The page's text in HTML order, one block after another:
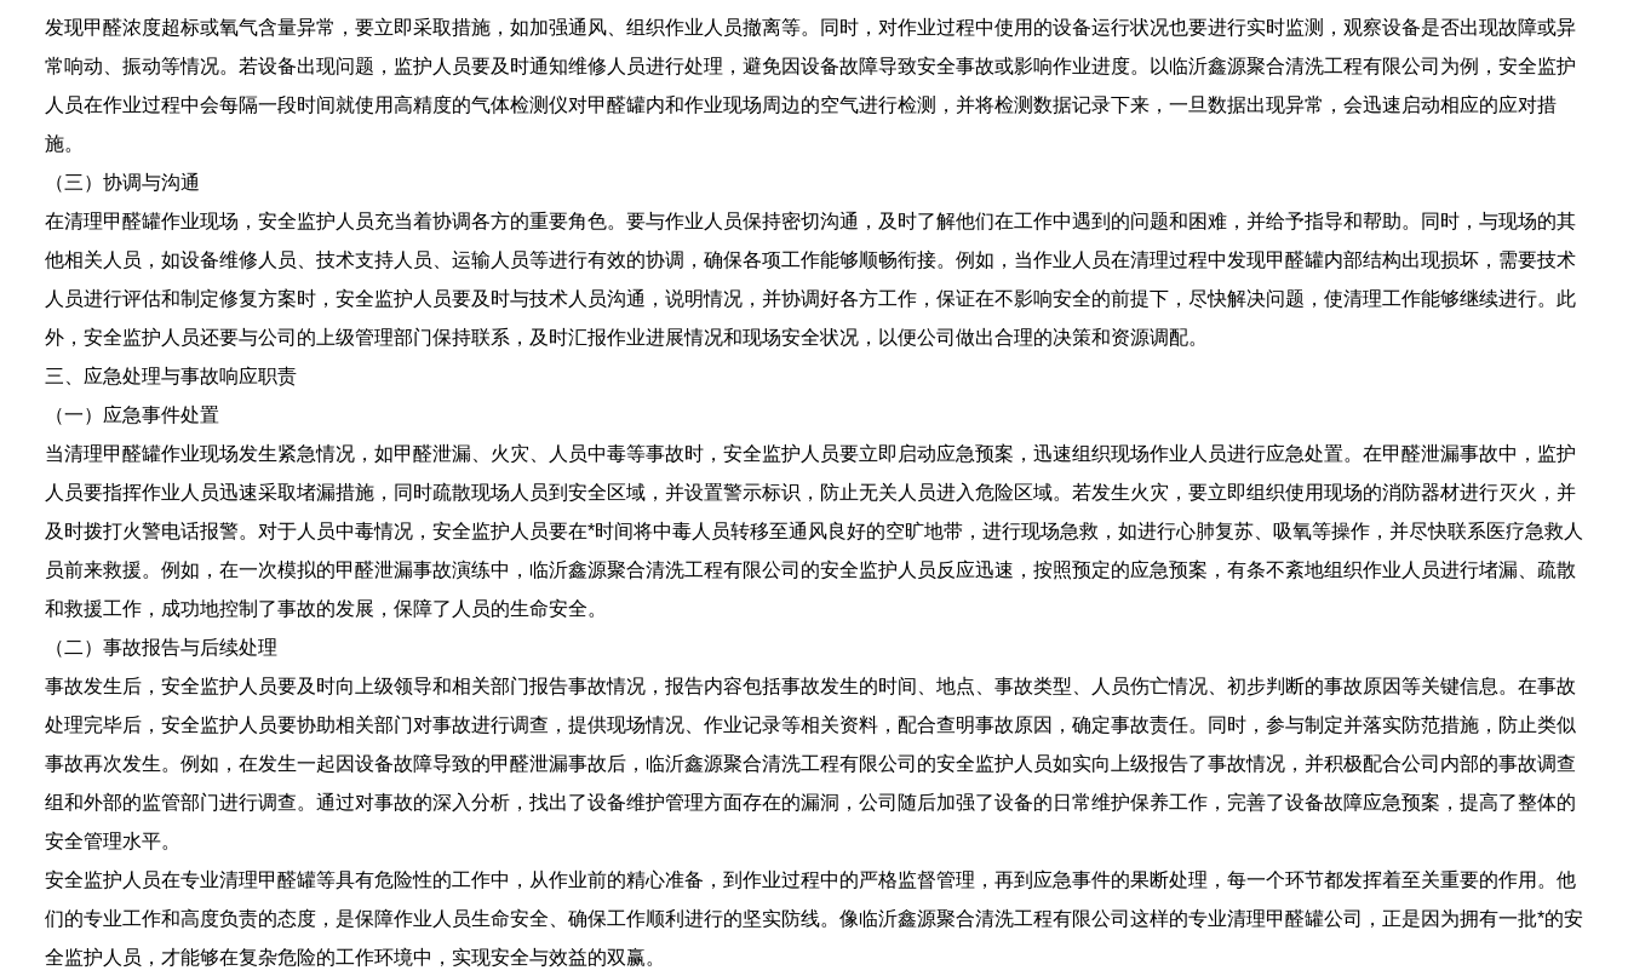
发现甲醛浓度超标或氧气含量异常，要立即采取措施，如加强通风、组织作业人员撤离等。同时，对作业过程中使用的设备运行状况也要进行实时监测，观察设备是否出现故障或异
常响动、振动等情况。若设备出现问题，监护人员要及时通知维修人员进行处理，避免因设备故障导致安全事故或影响作业进度。以临沂鑫源聚合清洗工程有限公司为例，安全监护
人员在作业过程中会每隔一段时间就使用高精度的气体检测仪对甲醛罐内和作业现场周边的空气进行检测，并将检测数据记录下来，一旦数据出现异常，会迅速启动相应的应对措
施。
（三）协调与沟通
在清理甲醛罐作业现场，安全监护人员充当着协调各方的重要角色。要与作业人员保持密切沟通，及时了解他们在工作中遇到的问题和困难，并给予指导和帮助。同时，与现场的其
他相关人员，如设备维修人员、技术支持人员、运输人员等进行有效的协调，确保各项工作能够顺畅衔接。例如，当作业人员在清理过程中发现甲醛罐内部结构出现损坏，需要技术
人员进行评估和制定修复方案时，安全监护人员要及时与技术人员沟通，说明情况，并协调好各方工作，保证在不影响安全的前提下，尽快解决问题，使清理工作能够继续进行。此
外，安全监护人员还要与公司的上级管理部门保持联系，及时汇报作业进展情况和现场安全状况，以便公司做出合理的决策和资源调配。
三、应急处理与事故响应职责
（一）应急事件处置
当清理甲醛罐作业现场发生紧急情况，如甲醛泄漏、火灾、人员中毒等事故时，安全监护人员要立即启动应急预案，迅速组织现场作业人员进行应急处置。在甲醛泄漏事故中，监护
人员要指挥作业人员迅速采取堵漏措施，同时疏散现场人员到安全区域，并设置警示标识，防止无关人员进入危险区域。若发生火灾，要立即组织使用现场的消防器材进行灭火，并
及时拨打火警电话报警。对于人员中毒情况，安全监护人员要在*时间将中毒人员转移至通风良好的空旷地带，进行现场急救，如进行心肺复苏、吸氧等操作，并尽快联系医疗急救人
员前来救援。例如，在一次模拟的甲醛泄漏事故演练中，临沂鑫源聚合清洗工程有限公司的安全监护人员反应迅速，按照预定的应急预案，有条不紊地组织作业人员进行堵漏、疏散
和救援工作，成功地控制了事故的发展，保障了人员的生命安全。
（二）事故报告与后续处理
事故发生后，安全监护人员要及时向上级领导和相关部门报告事故情况，报告内容包括事故发生的时间、地点、事故类型、人员伤亡情况、初步判断的事故原因等关键信息。在事故
处理完毕后，安全监护人员要协助相关部门对事故进行调查，提供现场情况、作业记录等相关资料，配合查明事故原因，确定事故责任。同时，参与制定并落实防范措施，防止类似
事故再次发生。例如，在发生一起因设备故障导致的甲醛泄漏事故后，临沂鑫源聚合清洗工程有限公司的安全监护人员如实向上级报告了事故情况，并积极配合公司内部的事故调查
组和外部的监管部门进行调查。通过对事故的深入分析，找出了设备维护管理方面存在的漏洞，公司随后加强了设备的日常维护保养工作，完善了设备故障应急预案，提高了整体的
安全管理水平。
安全监护人员在专业清理甲醛罐等具有危险性的工作中，从作业前的精心准备，到作业过程中的严格监督管理，再到应急事件的果断处理，每一个环节都发挥着至关重要的作用。他
们的专业工作和高度负责的态度，是保障作业人员生命安全、确保工作顺利进行的坚实防线。像临沂鑫源聚合清洗工程有限公司这样的专业清理甲醛罐公司，正是因为拥有一批*的安
全监护人员，才能够在复杂危险的工作环境中，实现安全与效益的双赢。